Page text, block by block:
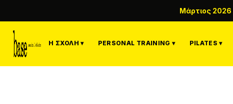
Μάρτιος 2026
Η ΣΧΟΛΉ ▾ PERSONAL TRAINING ▾ PILATES ▾